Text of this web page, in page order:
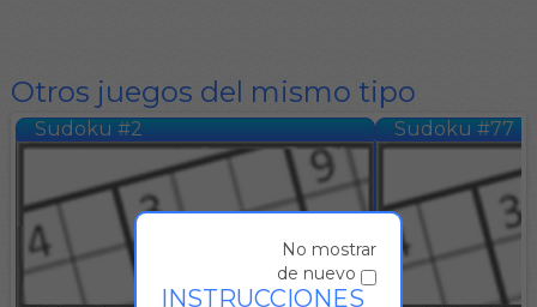
Otros juegos del mismo tipo
Sudoku #2 Sudoku #77
No mostrar
de nuevo
INSTRUCCIONES